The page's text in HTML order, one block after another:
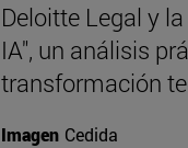
Deloitte Legal y
IA", un análisis
transformación
Imagen Cedida